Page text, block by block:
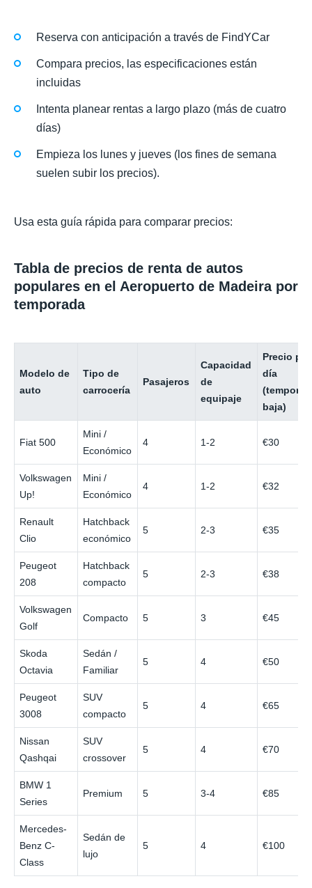
Reserva con anticipación a través de FindYCar
Compara precios, las especificaciones están
incluidas
Intenta planear rentas a largo plazo (más de cuatro
días)
Empieza los lunes y jueves (los fines de semana
suelen subir los precios).
Usa esta guía rápida para comparar precios:
Tabla de precios de renta de autos
populares en el Aeropuerto de Madeira por
temporada
Modelo de
auto
Tipo de
carrocería
Pasajeros
Capacidad
de
equipaje
Precio por
día
baja)
Fiat 500
Mini /
Económico
4 1-2 €30
Volkswagen
Up!
Mini /
Económico
4 1-2 €32
Renault
Clio
Hatchback
económico
5 2-3 €35
Peugeot
208
Hatchback
compacto
5 2-3 €38
Volkswagen
Golf
Compacto 5 3 €45
Skoda
Octavia
Sedán /
Familiar
5 4 €50
Peugeot
3008
SUV
compacto
5 4 €65
Nissan
Qashqai
SUV
crossover
5 4 €70
BMW 1
Series
Premium 5 3-4 €85
Mercedes-
Benz C-
Class
Sedán de
lujo
5 4 €100